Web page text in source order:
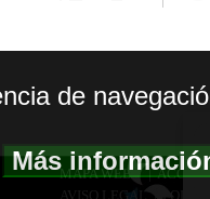
MAPA WEB|
AVISO LEGAL|
de
Más